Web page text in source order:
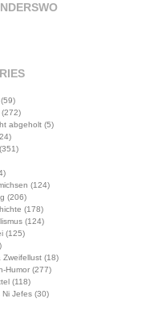
(59)
(272)
abgeholt(5)
(351)
(124)
(206)
(178)
(124)
(125)
Zweifellust(18)
Humor(277)
(118)
Ni Jefes(30)